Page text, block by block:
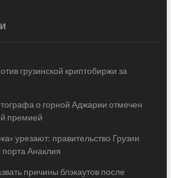
грузинской криптобиржи за
о горной Аджарии отмечен
премией
урезают: правительство Грузии
Анаклия
причины блэкаутов после